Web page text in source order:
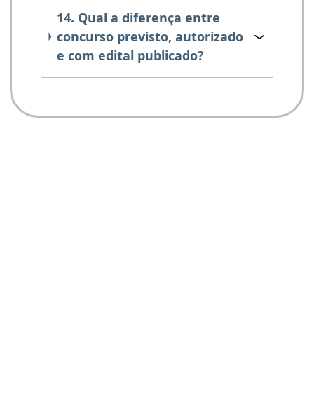
14. Qual a diferença entre
concurso previsto, autorizado
e com edital publicado?